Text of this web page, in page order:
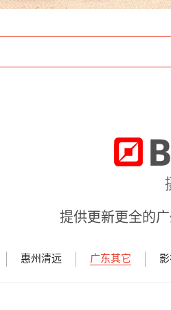
提供更新更全的
惠州清远 广东其它